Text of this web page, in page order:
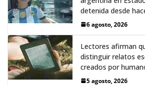
detenida desde
6 agosto, 2026
Lectores afirman
distinguir relatos
creados por
5 agosto, 2026